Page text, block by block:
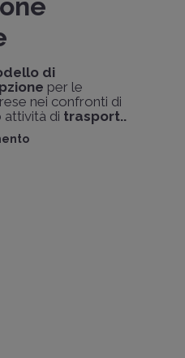
di
per le
nei confronti di
attività di trasport..